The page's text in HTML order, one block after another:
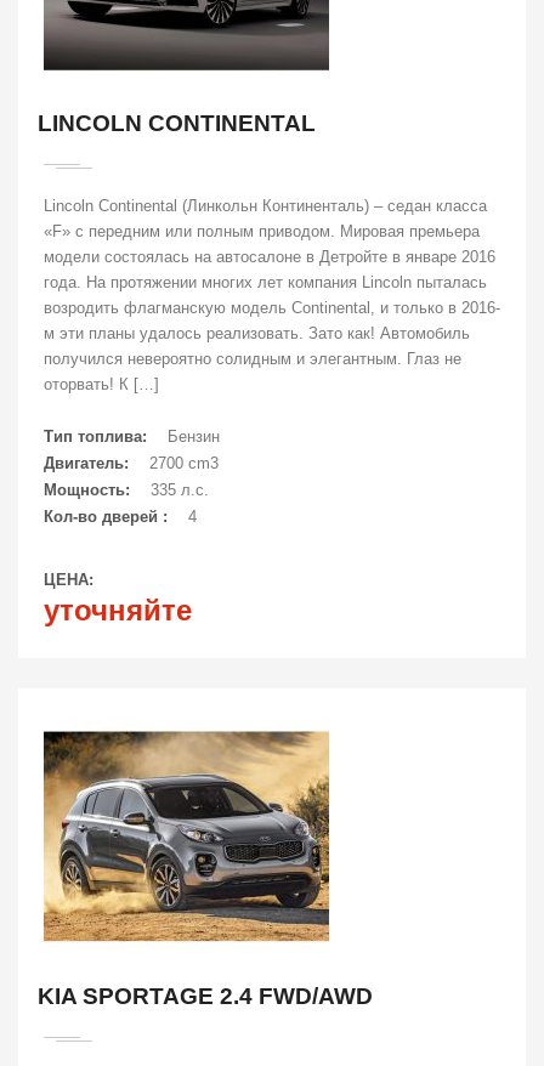
LINCOLN CONTINENTAL
Lincoln Continental (Линкольн Континенталь) – седан класса
«F» с передним или полным приводом. Мировая премьера
модели состоялась на автосалоне в Детройте в январе 2016
года. На протяжении многих лет компания Lincoln пыталась
возродить флагманскую модель Continental, и только в 2016-
м эти планы удалось реализовать. Зато как! Автомобиль
получился невероятно солидным и элегантным. Глаз не
оторвать! К […]
Тип топлива:
Бензин
Двигатель:
2700 cm3
Мощность:
335 л.с.
Кол-во дверей :
4
ЦЕНА:
уточняйте
KIA SPORTAGE 2.4 FWD/AWD